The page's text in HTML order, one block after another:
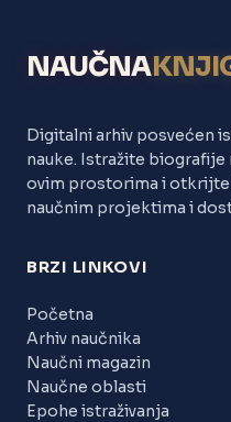
NAUČNA
Digitalni arhiv posvećen
nauke. Istražite biografije
ovim prostorima i
naučnim projektima i
BRZI LINKOVI
Početna
Arhiv naučnika
Naučni magazin
Naučne oblasti
Epohe istraživanja